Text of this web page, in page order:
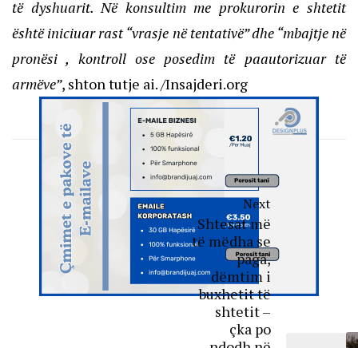
të dyshuarit. Në konsultim me prokurorin e shtetit
është iniciuar rast “vrasje në tentativë” dhe “mbajtje në
pronësi , kontroll ose posedim të paautorizuar të
armëve”, shton tutje ai. /Insajderi.org
Next
Shtesat më
të mëdha se
paga,
dëmtim i
buxhetit të
shtetit –
çka po